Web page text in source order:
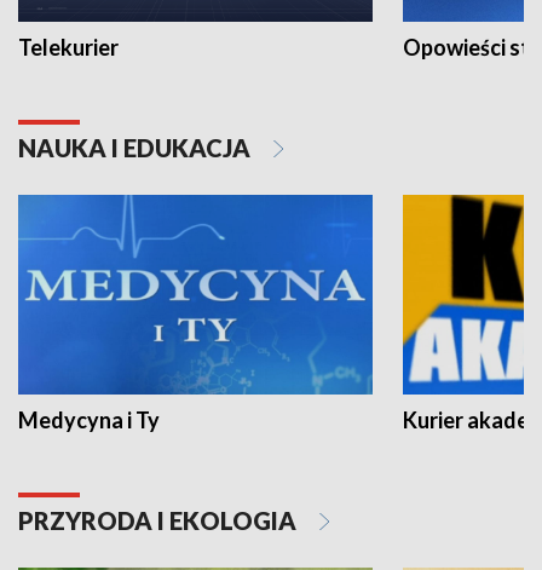
Telekurier Opowieści
NAUKA I EDUKACJA
Medycyna i Ty Kurier
PRZYRODA I EKOLOGIA